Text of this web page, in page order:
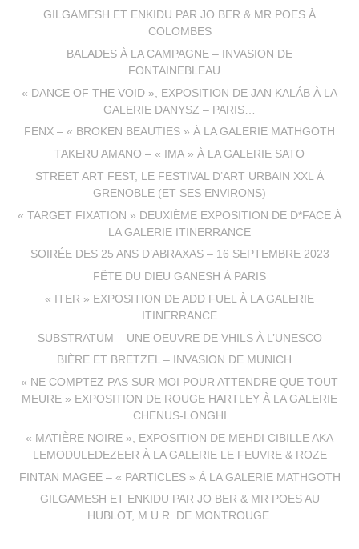
GILGAMESH ET ENKIDU PAR JO BER & MR POES À
COLOMBES
BALADES À LA CAMPAGNE – INVASION DE
FONTAINEBLEAU…
« DANCE OF THE VOID », EXPOSITION DE JAN KALÁB À LA
GALERIE DANYSZ – PARIS…
FENX – « BROKEN BEAUTIES » À LA GALERIE MATHGOTH
TAKERU AMANO – « IMA » À LA GALERIE SATO
STREET ART FEST, LE FESTIVAL D’ART URBAIN XXL À
GRENOBLE (ET SES ENVIRONS)
« TARGET FIXATION » DEUXIÈME EXPOSITION DE D*FACE À
LA GALERIE ITINERRANCE
SOIRÉE DES 25 ANS D’ABRAXAS – 16 SEPTEMBRE 2023
FÊTE DU DIEU GANESH À PARIS
« ITER » EXPOSITION DE ADD FUEL À LA GALERIE
ITINERRANCE
SUBSTRATUM – UNE OEUVRE DE VHILS À L’UNESCO
BIÈRE ET BRETZEL – INVASION DE MUNICH…
« NE COMPTEZ PAS SUR MOI POUR ATTENDRE QUE TOUT
MEURE » EXPOSITION DE ROUGE HARTLEY À LA GALERIE
CHENUS-LONGHI
« MATIÈRE NOIRE », EXPOSITION DE MEHDI CIBILLE AKA
LEMODULEDEZEER À LA GALERIE LE FEUVRE & ROZE
FINTAN MAGEE – « PARTICLES » À LA GALERIE MATHGOTH
GILGAMESH ET ENKIDU PAR JO BER & MR POES AU
HUBLOT, M.U.R. DE MONTROUGE.